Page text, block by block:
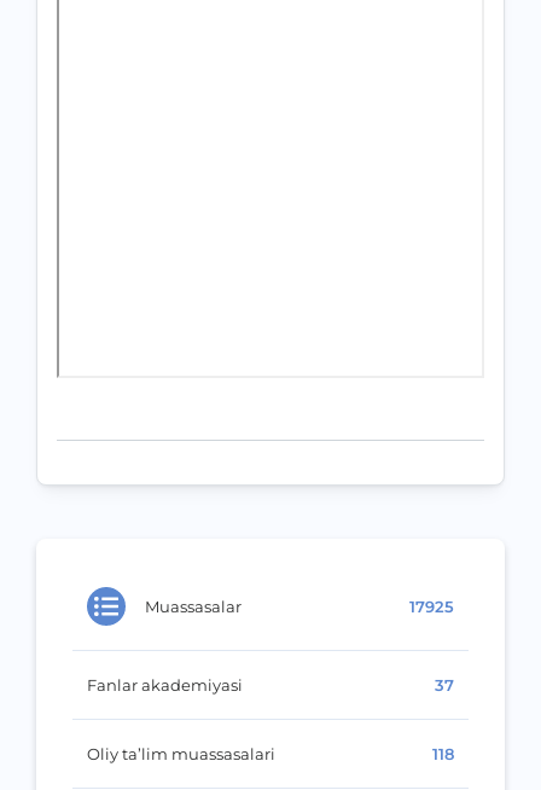
Muassasalar 17925
Fanlar akademiyasi 37
Oliy ta’lim muassasalari 118